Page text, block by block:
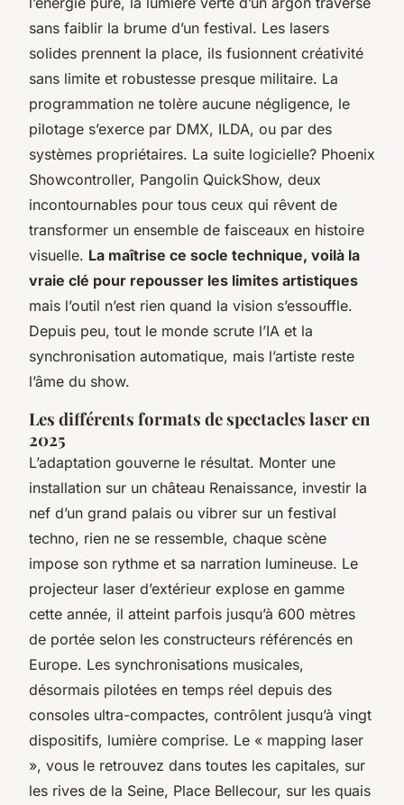
sans faiblir la brume d’un festival. Les lasers
solides prennent la place, ils fusionnent créativité
sans limite et robustesse presque militaire. La
programmation ne tolère aucune négligence, le
pilotage s’exerce par DMX, ILDA, ou par des
systèmes propriétaires. La suite logicielle? Phoenix
Showcontroller, Pangolin QuickShow, deux
incontournables pour tous ceux qui rêvent de
transformer un ensemble de faisceaux en histoire
visuelle. La maîtrise ce socle technique, voilà la
vraie clé pour repousser les limites artistiques
mais l’outil n’est rien quand la vision s’essouffle.
Depuis peu, tout le monde scrute l’IA et la
synchronisation automatique, mais l’artiste reste
l’âme du show.
Les différents formats de spectacles laser en
2025
L’adaptation gouverne le résultat. Monter une
installation sur un château Renaissance, investir la
nef d’un grand palais ou vibrer sur un festival
techno, rien ne se ressemble, chaque scène
impose son rythme et sa narration lumineuse. Le
projecteur laser d’extérieur explose en gamme
cette année, il atteint parfois jusqu’à 600 mètres
de portée selon les constructeurs référencés en
Europe. Les synchronisations musicales,
désormais pilotées en temps réel depuis des
consoles ultra-compactes, contrôlent jusqu’à vingt
dispositifs, lumière comprise. Le « mapping laser
», vous le retrouvez dans toutes les capitales, sur
les rives de la Seine, Place Bellecour, sur les quais